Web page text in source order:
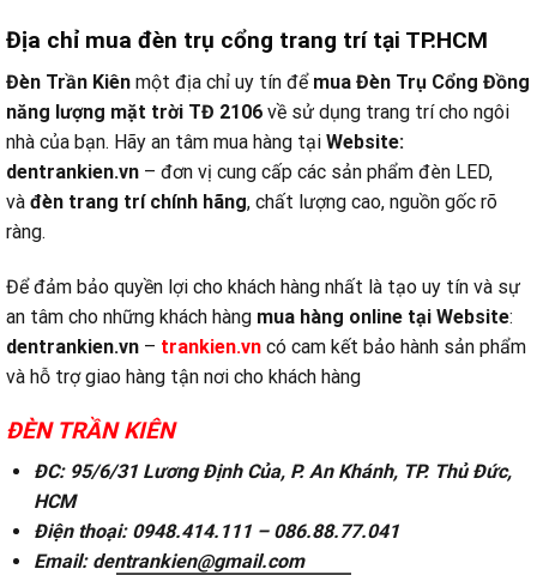
Địa chỉ mua đèn trụ cổng trang trí tại TP.HCM
Đèn Trần Kiên một địa chỉ uy tín để mua Đèn Trụ Cổng Đồng
năng lượng mặt trời TĐ 2106 về sử dụng trang trí cho ngôi
nhà của bạn. Hãy an tâm mua hàng tại Website:
dentrankien.vn – đơn vị cung cấp các sản phẩm đèn LED,
và đèn trang trí chính hãng, chất lượng cao, nguồn gốc rõ
ràng.
Để đảm bảo quyền lợi cho khách hàng nhất là tạo uy tín và sự
an tâm cho những khách hàng mua hàng online tại Website:
dentrankien.vn – trankien.vn có cam kết bảo hành sản phẩm
và hỗ trợ giao hàng tận nơi cho khách hàng
ĐÈN TRẦN KIÊN
ĐC: 95/6/31 Lương Định Của, P. An Khánh, TP. Thủ Đức,
HCM
Điện thoại: 0948.414.111 – 086.88.77.041
Email: dentrankien@gmail.com